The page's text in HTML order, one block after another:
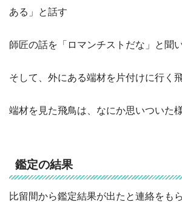
ある」と話す
師匠の話を「ロマンチストだな」と聞
そして、外にある端材を片付けに行く
端材を見た飛鳥は、なにか思いついた
鑑定の結果
比留間から鑑定結果が出たと連絡をも